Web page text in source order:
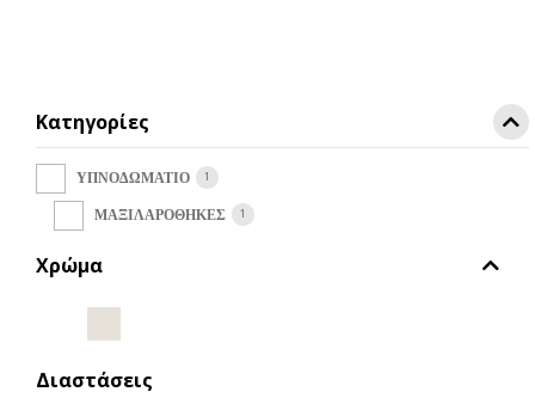
μπορούν
Κατηγορίες
ΥΠΝΟΔΩΜΑΤΙΟ 1
ΜΑΞΙΛΑΡΟΘΗΚΕΣ 1
Χρώμα
Διαστάσεις